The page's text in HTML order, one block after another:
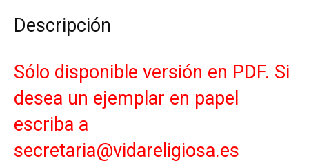
visión
y
la
economía
-
Version
PDF
cantidad
Descripción
Sólo disponible versión en PDF. Si
desea un ejemplar en papel
escriba a
secretaria@vidareligiosa.es